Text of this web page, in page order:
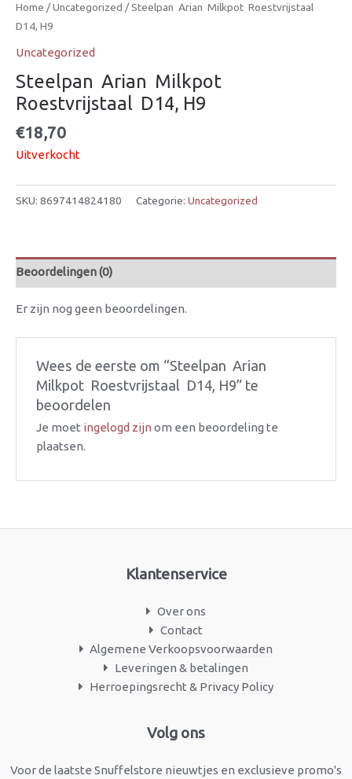
Home /Uncategorized / Steelpan  Arian  Milkpot  Roestvrijstaal 
D14, H9
Uncategorized
Steelpan  Arian  Milkpot 
Roestvrijstaal  D14, H9
€18,70
Uitverkocht
SKU: 8697414824180 Categorie: Uncategorized
Beoordelingen (0)
Er zijn nog geen beoordelingen.
Wees de eerste om “Steelpan  Arian 
Milkpot  Roestvrijstaal  D14, H9” te
beoordelen
Je moet ingelogd zijn om een beoordeling te
plaatsen.
Klantenservice
Over ons
Contact
Algemene Verkoopsvoorwaarden
Leveringen & betalingen
Herroepingsrecht & Privacy Policy
Volg ons
Voor de laatste Snuffelstore nieuwtjes en exclusieve promo's
Facebook